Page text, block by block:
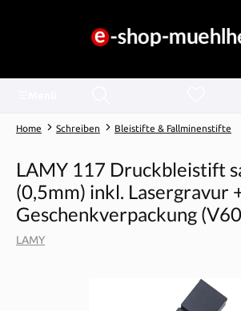
Home Schreiben Bleistifte & Fallminenstifte
LAMY 117 Druckbleistift
(0,5mm) inkl. Lasergravur
Geschenkverpackung
LAMY